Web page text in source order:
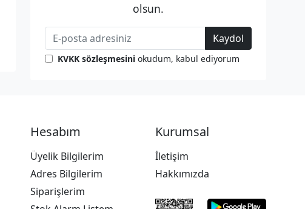
olsun.
Kaydol
KVKK sözleşmesiniokudum, kabul ediyorum
Hesabım
Üyelik Bilgilerim
Adres Bilgilerim
Siparişlerim
Kurumsal
İletişim
Hakkımızda